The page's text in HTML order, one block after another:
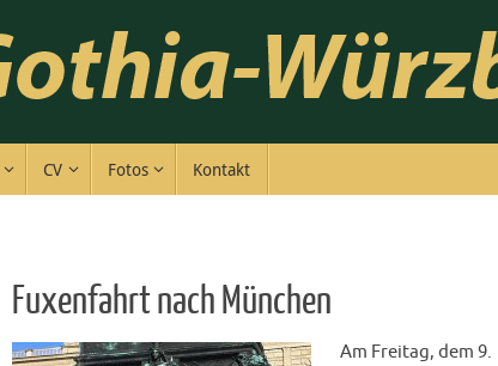
CV Fotos Kontakt
Fuxenfahrt nach München
Am Freitag, dem 9.